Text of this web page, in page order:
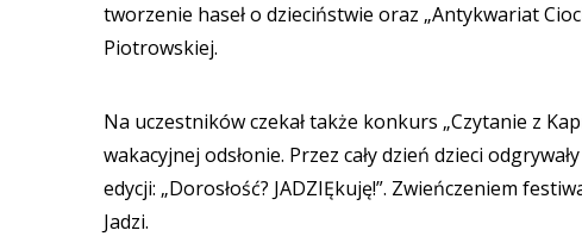
tworzenie haseł o dzieciństwie oraz „Antykwariat
Piotrowskiej.
Na uczestników czekał także konkurs „Czytanie z
wakacyjnej odsłonie. Przez cały dzień dzieci
edycji: „Dorosłość? JADZIĘkuję!”. Zwieńczeniem
Jadzi.